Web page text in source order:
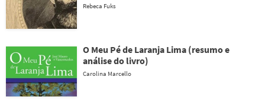
Rebeca Fuks
O Meu Pé de Laranja Lima (resumo e
análise do livro)
Carolina Marcello